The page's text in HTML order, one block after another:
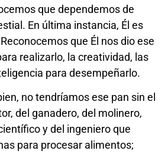
que dependemos de
En última instancia, Él es
que Él nos dio ese
realizarlo, la creatividad, las
para desempeñarlo.
no tendríamos ese pan sin el
del ganadero, del molinero,
y del ingeniero que
para procesar alimentos;